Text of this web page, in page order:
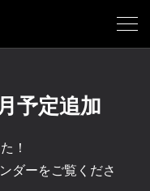
予定追加
！
ダーをご覧くださ